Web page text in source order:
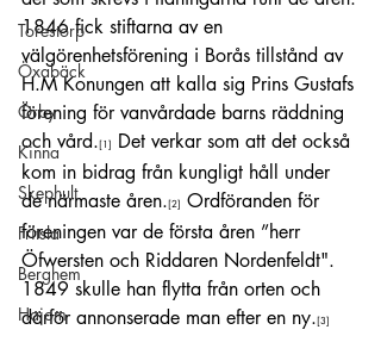
Torestorp
Öxabäck
Örby
Kinna
Skephult
Fritsla
Berghem
Hajom
1846 fick stiftarna av en
välgörenhetsförening i Borås tillstånd av
H.M Konungen att kalla sig Prins Gustafs
förening för vanvårdade barns räddning
och vård.[1]
Det verkar som att det också
kom in bidrag från kungligt håll under
de närmaste åren.[2] Ordföranden för
föreningen var de första åren ”herr
Öfwersten och Riddaren Nordenfeldt".
1849 skulle han flytta från orten och
därför annonserade man efter en ny.[3]